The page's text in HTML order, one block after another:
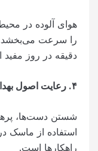
هوای آلوده در
را سرعت می‌بخشد.
دقیقه در روز
۴. رعایت اصول
شستن دست‌ها،
استفاده از ماسک
راهکارها است.